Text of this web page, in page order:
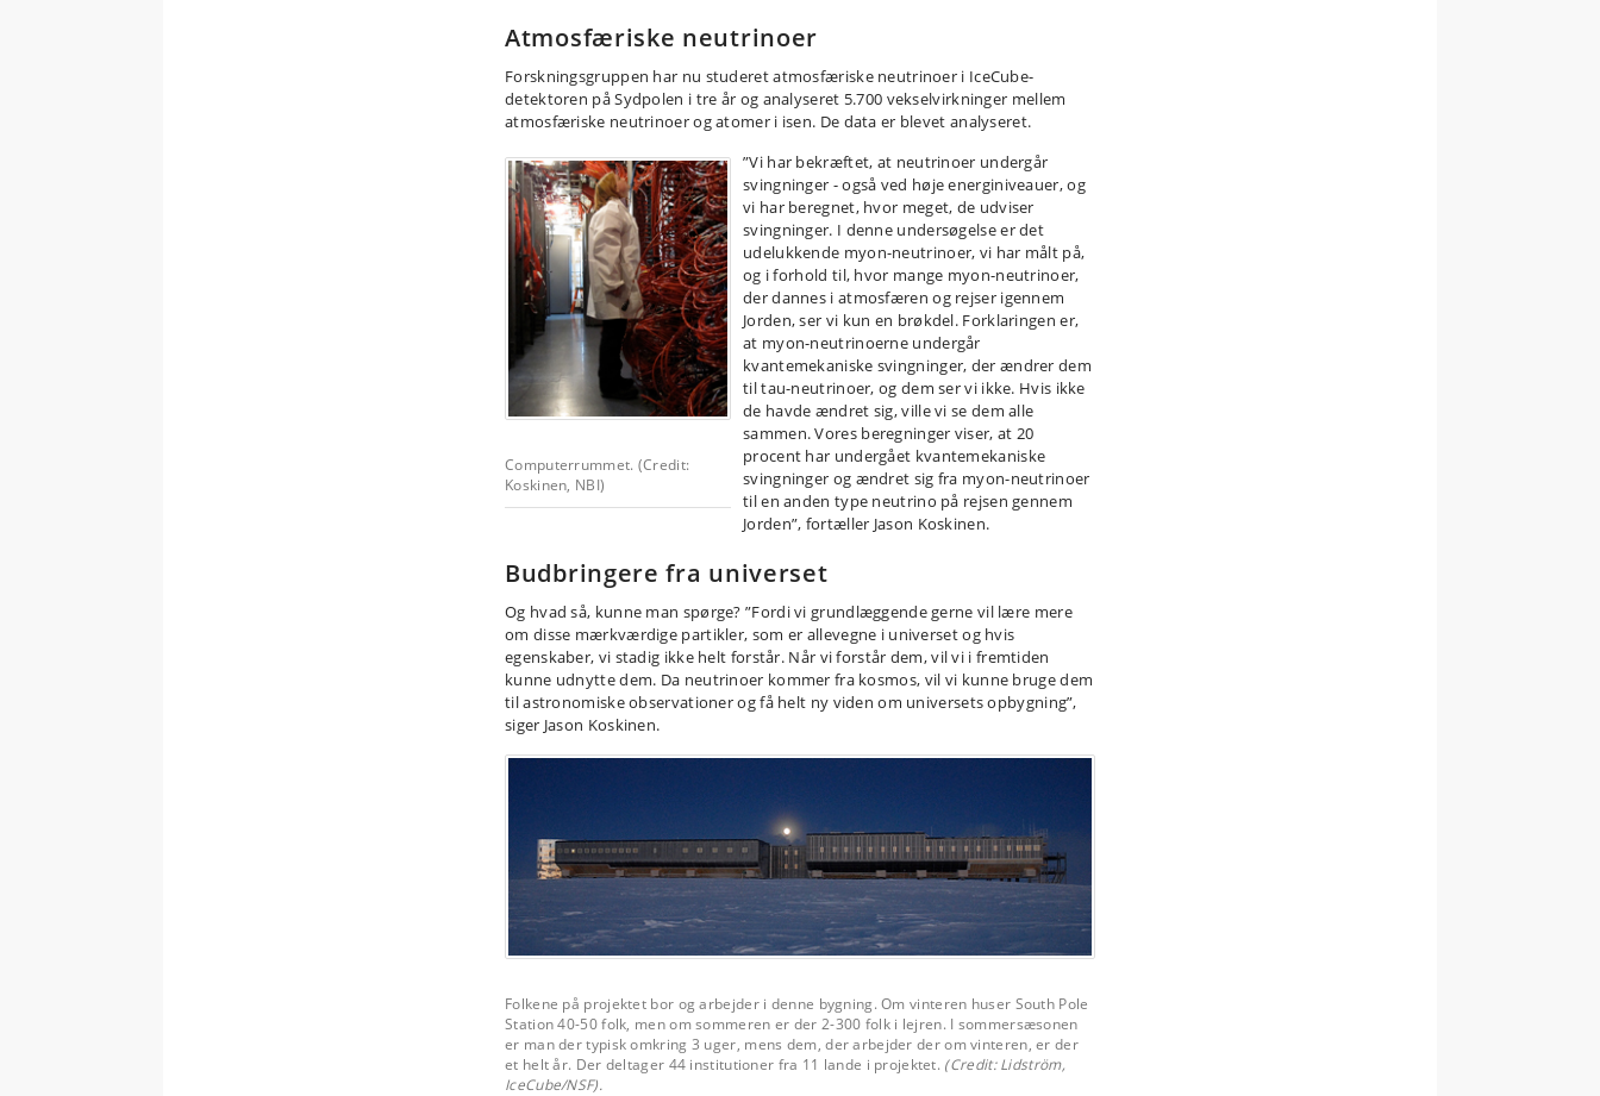
Atmosfæriske neutrinoer
Forskningsgruppen har nu studeret atmosfæriske neutrinoer i IceCube-
detektoren på Sydpolen i tre år og analyseret 5.700 vekselvirkninger mellem
atmosfæriske neutrinoer og atomer i isen. De data er blevet analyseret.
Computerrummet. (Credit:
Koskinen, NBI)
”Vi har bekræftet, at neutrinoer undergår
svingninger - også ved høje energiniveauer, og
vi har beregnet, hvor meget, de udviser
svingninger. I denne undersøgelse er det
udelukkende myon-neutrinoer, vi har målt på,
og i forhold til, hvor mange myon-neutrinoer,
der dannes i atmosfæren og rejser igennem
Jorden, ser vi kun en brøkdel. Forklaringen er,
at myon-neutrinoerne undergår
kvantemekaniske svingninger, der ændrer dem
til tau-neutrinoer, og dem ser vi ikke. Hvis ikke
de havde ændret sig, ville vi se dem alle
sammen. Vores beregninger viser, at 20
procent har undergået kvantemekaniske
svingninger og ændret sig fra myon-neutrinoer
til en anden type neutrino på rejsen gennem
Jorden”, fortæller Jason Koskinen.
Budbringere fra universet
Og hvad så, kunne man spørge? ”Fordi vi grundlæggende gerne vil lære mere
om disse mærkværdige partikler, som er allevegne i universet og hvis
egenskaber, vi stadig ikke helt forstår. Når vi forstår dem, vil vi i fremtiden
kunne udnytte dem. Da neutrinoer kommer fra kosmos, vil vi kunne bruge dem
til astronomiske observationer og få helt ny viden om universets opbygning”,
siger Jason Koskinen.
Folkene på projektet bor og arbejder i denne bygning. Om vinteren huser South Pole
Station 40-50 folk, men om sommeren er der 2-300 folk i lejren. I sommersæsonen
er man der typisk omkring 3 uger, mens dem, der arbejder der om vinteren, er der
et helt år. Der deltager 44 institutioner fra 11 lande i projektet. (Credit: Lidström,
IceCube/NSF).